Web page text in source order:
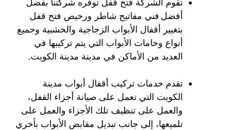
تقوم الشركة فتح قفل توفره شركتنا بفضل
أفضل فني مفاتيح شاطر ورخيص فتح قفل
بتغيير أقفال الأبواب الزجاجية والخشبية وجميع
أنواع وخامات الأبواب التي يتم تركيبها في
العديد من الأماكن في مدينة مدينة الكويت.
تقدم خدمات تركيب أقفال أبواب مدينة
الكويت التي تعمل على صيانة أجزاء القفل،
والعمل على تنظيف تلك الأجزاء والعمل على
تلميعها، إلى جانب تبديل مقابض الأبواب بأخري